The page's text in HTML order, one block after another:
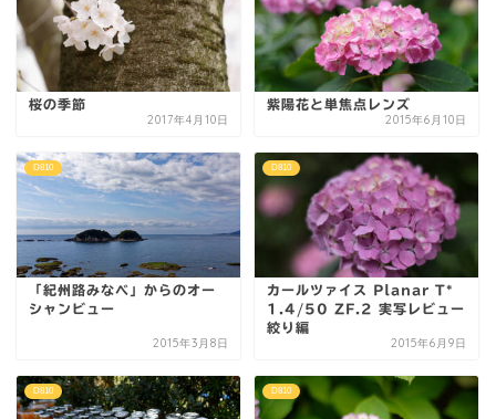
桜の季節
2017年4月10日
紫陽花と単焦点レンズ
2015年6月10日
D810
「紀州路みなべ」からのオー
シャンビュー
2015年3月8日
D810
カールツァイス Planar T*
1.4/50 ZF.2 実写レビュー
絞り編
2015年6月9日
D810 D810